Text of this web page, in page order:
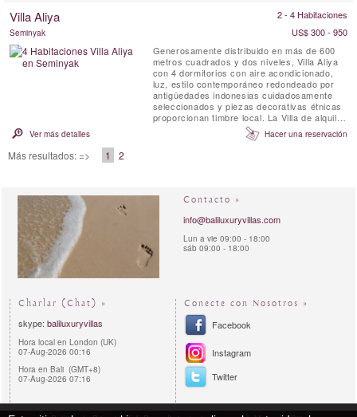
Villa Aliya 2 - 4 Habitaciones
Seminyak
US$ 300 - 950
Generosamente distribuido en más de 600
metros cuadrados y dos niveles, Villa Aliya
con 4 dormitorios con aire acondicionado,
luz, estilo contemporáneo redondeado por
antigüedades indonesias cuidadosamente
seleccionados y piezas decorativas étnicas
proporcionan timbre local. La Villa de alquiler
privado tiene generosos espacios abiertos
que fluyen entre sí que fueron diseñados
Ver más detalles Hacer una reservación
Más resultados: => 1 2
Contacto »
info@baliluxuryvillas.com
Lun a vie 09:00 - 18:00
sáb 09:00 - 18:00
Charlar (Chat) »
skype: baliluxuryvillas
Hora local en London (UK)
07-Aug-2026 00:16
Hora en Bali (GMT+8)
07-Aug-2026 07:16
Conecte con Nosotros »
Facebook
Instagram
Twitter